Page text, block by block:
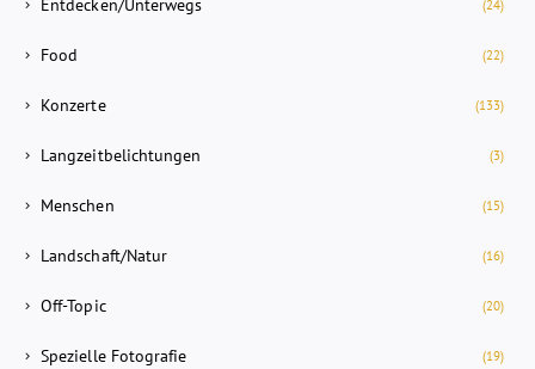
Entdecken/Unterwegs (24)
Food (22)
Konzerte (133)
Langzeitbelichtungen (3)
Menschen (15)
Landschaft/Natur (16)
Off-Topic (20)
Spezielle Fotografie (19)